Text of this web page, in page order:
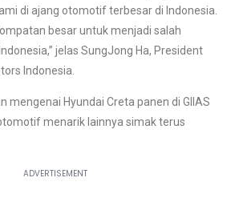
di ajang otomotif terbesar di Indonesia.
besar untuk menjadi salah
jelas SungJong Ha, President
Indonesia.
mengenai Hyundai Creta panen di GIIAS
menarik lainnya simak terus